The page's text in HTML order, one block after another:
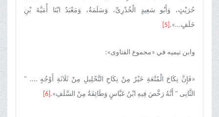
حُرَیْثٍ، وَأَبُو سَعِیدٍ الْخُدْرِیِّ، وَسَلَمَةُ، وَمَعْبَدٌ ابْنَا أُمَیَّةَ بْنِ
خَلَفٍ...». [5]
وابن تیمیه في «مجموع الفتاوی»:
«فَإِنَّ نِکَاحَ الْمُتْعَةِ خَیْرٌ مِنْ نِکَاحِ التَّحْلِیلِ مِنْ ثَلَاثَةِ أَوْجُهٍ .... "
الثَّانِی " أَنَّهُ رَخَّصَ فِیهِ ابْنُ عَبَّاسٍ وَطَائِفَةٌ مِنْ السَّلَفِ». [6]